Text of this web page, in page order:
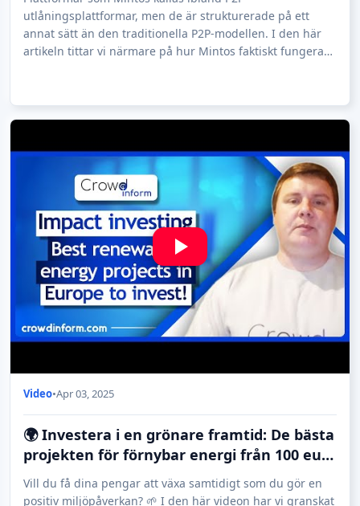
utlåningsplattformar, men de är strukturerade på ett
annat sätt än den traditionella P2P-modellen. I den här
artikeln tittar vi närmare på hur Mintos faktiskt fungerar
Video•Apr 03, 2025
🌍 Investera i en grönare framtid: De bästa
projekten för förnybar energi från 100 euro
| Impact &amp; Sustainable Investing
Vill du få dina pengar att växa samtidigt som du gör en
positiv miljöpåverkan? 🌱 I den här videon har vi granskat